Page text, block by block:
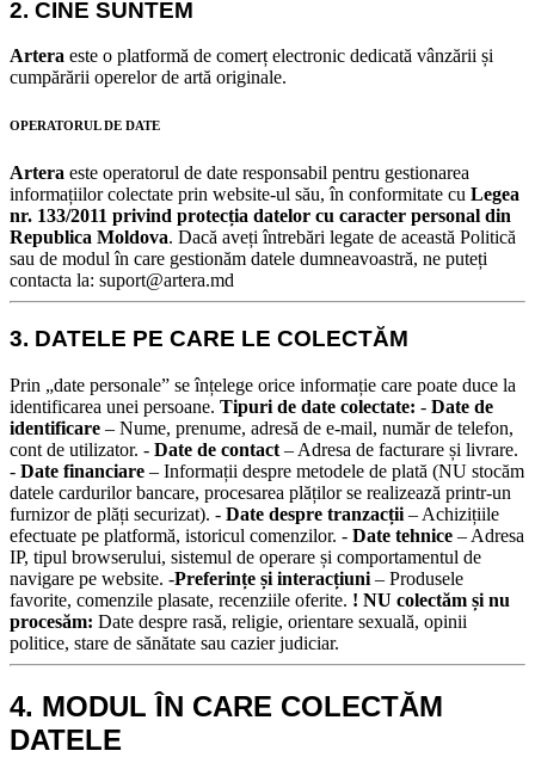
2. CINE SUNTEM
Artera este o platformă de comerț electronic dedicată vânzării și
cumpărării operelor de artă originale.
OPERATORUL DE DATE
Artera este operatorul de date responsabil pentru gestionarea
informațiilor colectate prin website-ul său, în conformitate cu Legea
nr. 133/2011 privind protecția datelor cu caracter personal din
Republica Moldova. Dacă aveți întrebări legate de această Politică
sau de modul în care gestionăm datele dumneavoastră, ne puteți
contacta la: suport@artera.md
3. DATELE PE CARE LE COLECTĂM
Prin „date personale” se înțelege orice informație care poate duce la
identificarea unei persoane. Tipuri de date colectate: - Date de
identificare – Nume, prenume, adresă de e-mail, număr de telefon,
cont de utilizator. - Date de contact – Adresa de facturare și livrare.
- Date financiare – Informații despre metodele de plată (NU stocăm
datele cardurilor bancare, procesarea plăților se realizează printr-un
furnizor de plăți securizat). - Date despre tranzacții – Achizițiile
efectuate pe platformă, istoricul comenzilor. - Date tehnice – Adresa
IP, tipul browserului, sistemul de operare și comportamentul de
navigare pe website. -Preferințe și interacțiuni – Produsele
favorite, comenzile plasate, recenziile oferite. ! NU colectăm și nu
procesăm: Date despre rasă, religie, orientare sexuală, opinii
politice, stare de sănătate sau cazier judiciar.
4. MODUL ÎN CARE COLECTĂM
DATELE